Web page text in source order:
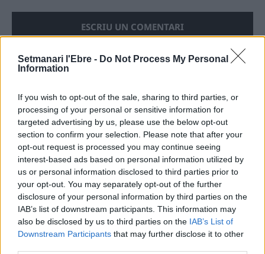
Setmanari l'Ebre - Do Not Process My Personal
Information
If you wish to opt-out of the sale, sharing to third parties, or
processing of your personal or sensitive information for
targeted advertising by us, please use the below opt-out
section to confirm your selection. Please note that after your
opt-out request is processed you may continue seeing
interest-based ads based on personal information utilized by
us or personal information disclosed to third parties prior to
your opt-out. You may separately opt-out of the further
disclosure of your personal information by third parties on the
IAB’s list of downstream participants. This information may
also be disclosed by us to third parties on the IAB’s List of
Downstream Participants that may further disclose it to other
Blaumut lidera el cartell musical de les
Festes
31 de juliol de 2026
Caçadors de subvencions
30 de juliol de 2026